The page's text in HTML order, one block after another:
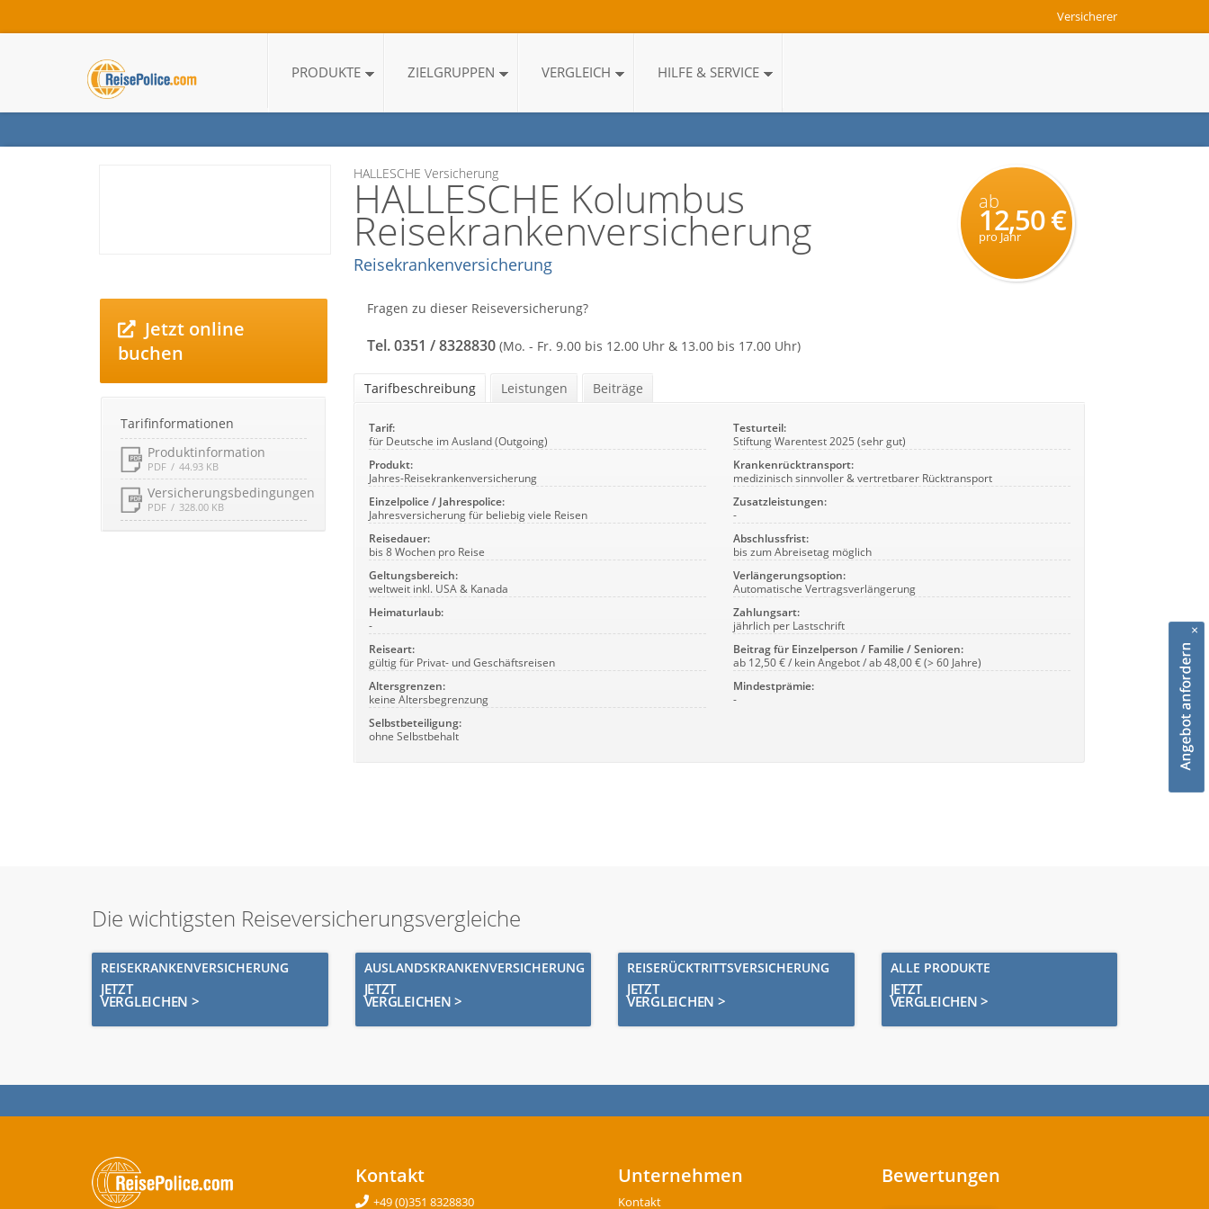
Versicherer
PRODUKTE ZIELGRUPPEN VERGLEICH HILFE & SERVICE
HALLESCHE Versicherung
HALLESCHE Kolumbus
Reisekrankenversicherung
Reisekrankenversicherung
ab
12,50 €
pro Jahr
Fragen zu dieser Reiseversicherung?
Tel. 0351 / 8328830 (Mo. - Fr. 9.00 bis 12.00 Uhr & 13.00 bis 17.00 Uhr)
Tarifbeschreibung Leistungen Beiträge
Tarif:
für Deutsche im Ausland (Outgoing)
Produkt:
Jahres-Reisekrankenversicherung
Einzelpolice / Jahrespolice:
Jahresversicherung für beliebig viele Reisen
Reisedauer:
bis 8 Wochen pro Reise
Geltungsbereich:
weltweit inkl. USA & Kanada
Heimaturlaub:
-
Reiseart:
gültig für Privat- und Geschäftsreisen
Altersgrenzen:
keine Altersbegrenzung
Selbstbeteiligung:
ohne Selbstbehalt
Testurteil:
Stiftung Warentest 2025 (sehr gut)
Krankenrücktransport:
medizinisch sinnvoller & vertretbarer Rücktransport
Zusatzleistungen:
-
Abschlussfrist:
bis zum Abreisetag möglich
Verlängerungsoption:
Automatische Vertragsverlängerung
Zahlungsart:
jährlich per Lastschrift
Beitrag für Einzelperson / Familie / Senioren:
ab 12,50 € / kein Angebot / ab 48,00 € (> 60 Jahre)
Mindestprämie:
-
Jetzt online
buchen
Tarifinformationen
Produktinformation
PDF 44.93 KB
Versicherungsbedingungen
PDF 328.00 KB
Die wichtigsten Reiseversicherungsvergleiche
REISEKRANKENVERSICHERUNG
JETZT
VERGLEICHEN >
AUSLANDSKRANKENVERSICHERUNG
JETZT
VERGLEICHEN >
REISERÜCKTRITTSVERSICHERUNG
JETZT
VERGLEICHEN >
ALLE PRODUKTE
JETZT
VERGLEICHEN >
Kontakt
+49 (0)351 8328830
Unternehmen
Kontakt
Bewertungen
×